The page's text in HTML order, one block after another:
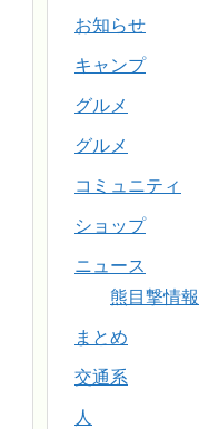
お知らせ
キャンプ
グルメ
グルメ
コミュニティ
ショップ
ニュース
熊目撃情報
まとめ
交通系
人